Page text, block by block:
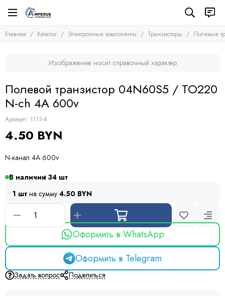
Электронные компоненты
Транзисторы
Транзисторы
Биполярные транзисторы (BJTs)
Тиристоры и симисторы
Модули
Резисторы
Предохранители
Дроссели
Фоточувствительные элементы
Главная Каталог Электронные компоненты Транзисторы Полевые
Изображение носит справочный характер
Полевой транзистор 04N60S5 / TO220
N-ch 4A 600v
Артикул: 1111-4
4.50 BYN
N-канал 4A 600v
В наличии 34
1 шт на сумму 4.50 BYN
Оформить в WhatsApp
Оформить в Telegram
Задать вопрос Поделиться